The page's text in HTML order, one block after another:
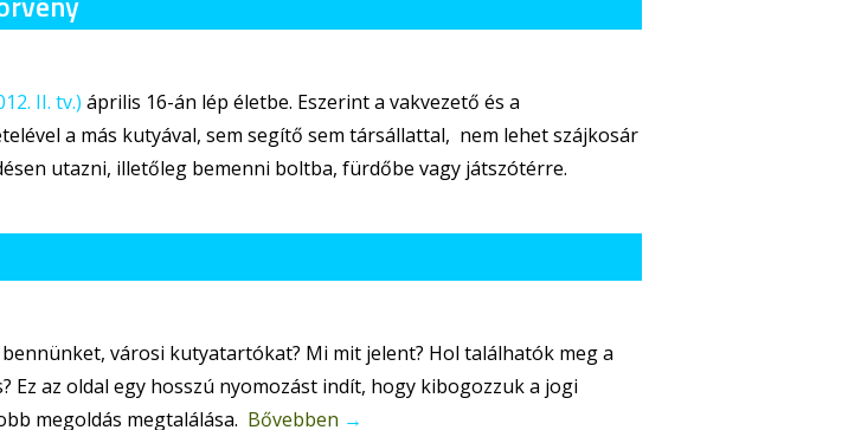
II. tv.) április 16-án lép életbe. Eszerint a vakvezető és a
a más kutyával, sem segítő sem társállattal, nem lehet szájkosár
utazni, illetőleg bemenni boltba, fürdőbe vagy játszótérre.
városi kutyatartókat? Mi mit jelent? Hol találhatók meg a
Ez az oldal egy hosszú nyomozást indít, hogy kibogozzuk a jogi
megoldás megtalálása. Bővebben →